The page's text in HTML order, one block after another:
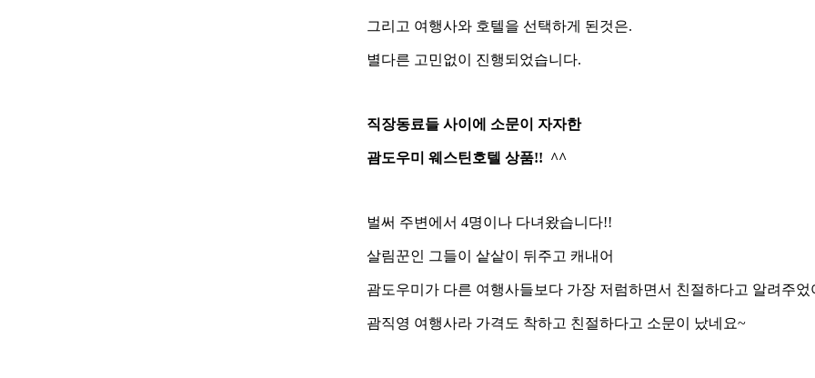
그리고 여행사와 호텔을 선택하게 된것은.
별다른 고민없이 진행되었습니다.
직장동료들 사이에 소문이 자자한
괌도우미 웨스틴호텔 상품!! ^^
벌써 주변에서 4명이나 다녀왔습니다!!
살림꾼인 그들이 샅샅이 뒤주고 캐내어
괌도우미가 다른 여행사들보다 가장 저럼하면서 친절하다고 알려주었
괌직영 여행사라 가격도 착하고 친절하다고 소문이 났네요~